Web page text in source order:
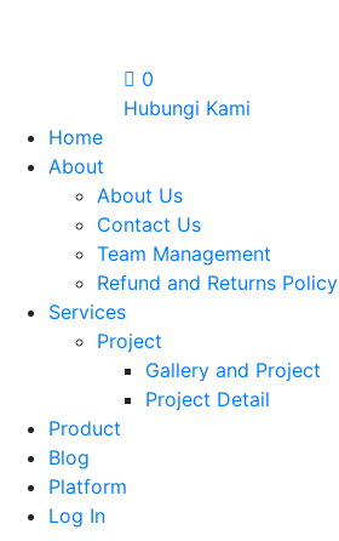
0
Hubungi Kami
Home
About
About Us
Contact Us
Team Management
Refund and Returns Policy
Services
Project
Gallery and Project
Project Detail
Product
Blog
Platform
Log In